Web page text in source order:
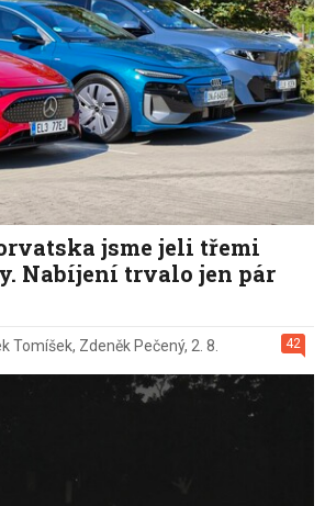
jsme jeli třemi
Nabíjení trvalo jen pár
42
Tomíšek, Zdeněk Pečený, 2. 8.